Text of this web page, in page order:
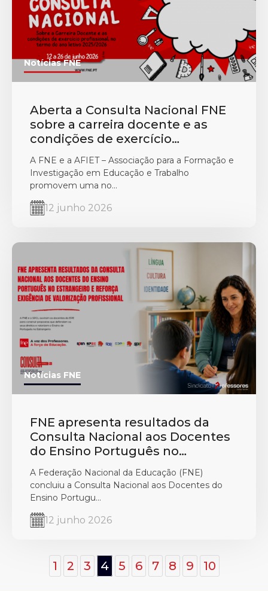
Notícias FNE
Aberta a Consulta Nacional FNE
sobre a carreira docente e as
condições de exercício
profissional, no termo do ano
letivo 2025/2026
A FNE e a AFIET – Associação para a Formação e
Investigação em Educação e Trabalho
promovem uma no...
12 junho 2026
Notícias FNE
FNE apresenta resultados da
Consulta Nacional aos Docentes
do Ensino Português no
Estrangeiro e reforça exigência
de valorização profissional
A Federação Nacional da Educação (FNE)
concluiu a Consulta Nacional aos Docentes do
Ensino Portugu...
12 junho 2026
1 2 3 4 5 6 7 8 9 10